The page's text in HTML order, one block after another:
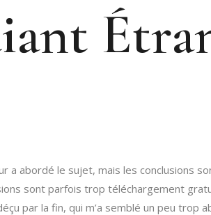
a abordé le sujet, mais les
sont parfois trop téléchargement
par la fin, qui m’a semblé un peu